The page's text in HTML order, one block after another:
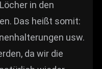
in den
Das heißt somit:
usw.
da wir die